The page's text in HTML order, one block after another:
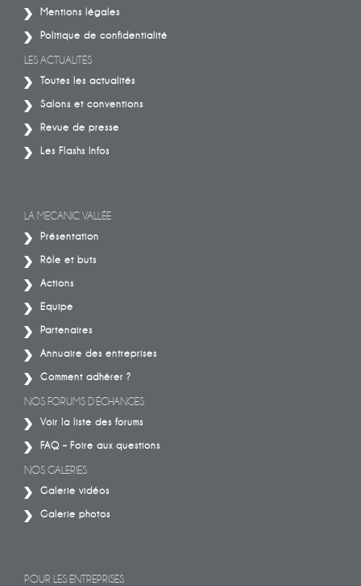
Mentions légales
Politique de confidentialité
LES ACTUALITÉS
Toutes les actualités
Salons et conventions
Revue de presse
Les Flashs Infos
LA MECANIC VALLÉE
Présentation
Rôle et buts
Actions
Equipe
Partenaires
Annuaire des entreprises
Comment adhérer ?
NOS FORUMS D’ÉCHANGES
Voir la liste des forums
FAQ – Foire aux questions
NOS GALERIES
Galerie vidéos
Galerie photos
POUR LES ENTREPRISES